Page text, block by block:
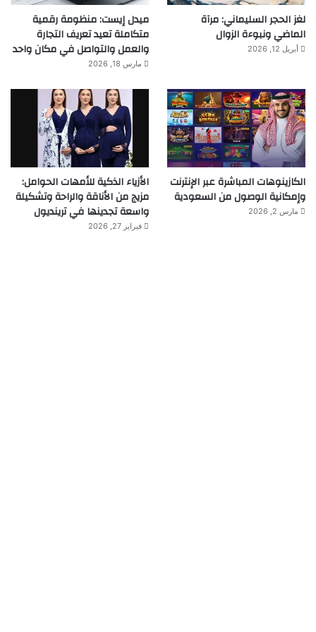
لغز الحجر السليماني: مرآة
الماضي ونبوءة الزوال
أبريل 12, 2026
ميدل إيست: منظومة رقمية
متكاملة تعيد تعريف التجارة
والعمل والتواصل في مكان واحد
مارس 18, 2026
الكازينوهات المباشرة عبر الإنترنت
وإمكانية الوصول من السعودية
مارس 2, 2026
الأزياء الذكية للأمهات الحوامل:
مزيج من الأناقة والراحة وتشكيلة
واسعة تجدينها في ترينديول
فبراير 27, 2026